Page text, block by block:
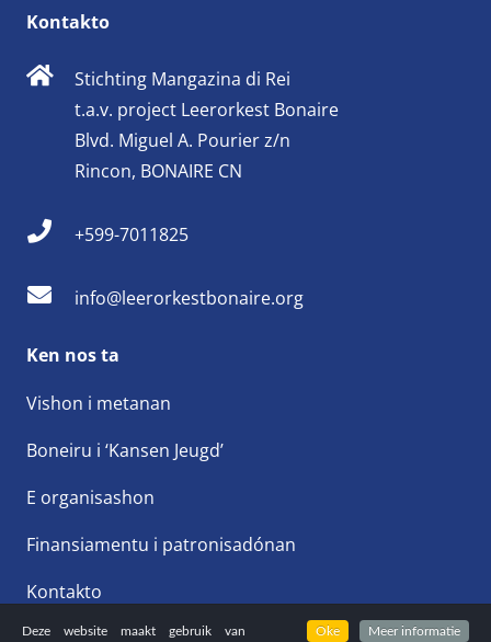
Kontakto
Stichting Mangazina di Rei
t.a.v. project Leerorkest Bonaire
Blvd. Miguel A. Pourier z/n
Rincon, BONAIRE CN
+599-7011825
info@leerorkestbonaire.org
Ken nos ta
Vishon i metanan
Boneiru i ‘Kansen Jeugd’
E organisashon
Finansiamentu i patronisadónan
Kontakto
Deze website maakt gebruik van Oke Meer informatie